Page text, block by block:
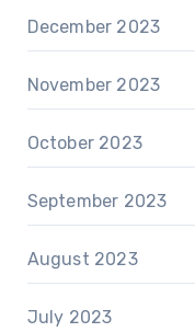
December 2023
November 2023
October 2023
September 2023
August 2023
July 2023